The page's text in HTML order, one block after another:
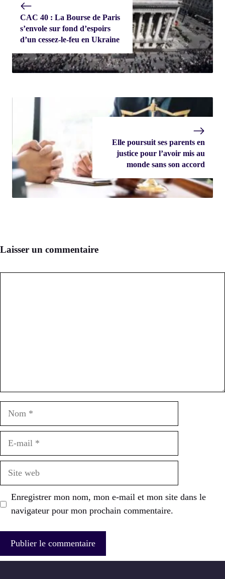
CAC 40 : La Bourse de Paris
s’envole sur fond d’espoirs
d’un cessez-le-feu en Ukraine
Elle poursuit ses parents en
justice pour l’avoir mis au
monde sans son accord
Laisser un commentaire
Enregistrer mon nom, mon e-mail et mon site dans le
navigateur pour mon prochain commentaire.